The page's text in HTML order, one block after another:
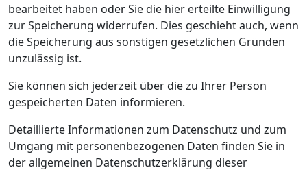
bearbeitet haben oder Sie die hier erteilte Einwilligung
zur Speicherung widerrufen. Dies geschieht auch, wenn
die Speicherung aus sonstigen gesetzlichen Gründen
unzulässig ist.
Sie können sich jederzeit über die zu Ihrer Person
gespeicherten Daten informieren.
Detaillierte Informationen zum Datenschutz und zum
Umgang mit personenbezogenen Daten finden Sie in
der allgemeinen Datenschutzerklärung dieser